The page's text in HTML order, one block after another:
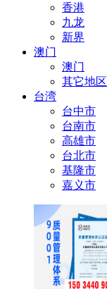
香港
九龙
新界
澳门
澳门
其它地区
台湾
台中市
台南市
高雄市
台北市
基隆市
嘉义市